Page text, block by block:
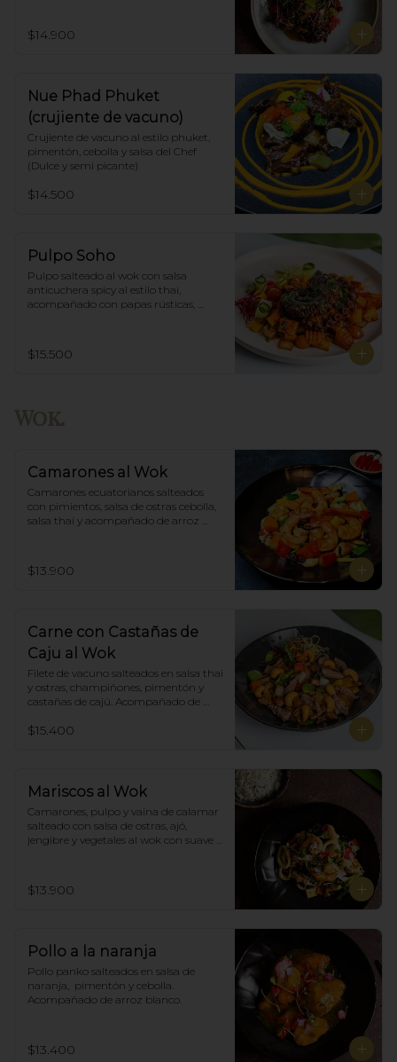
$14.900
Nue Phad Phuket
(crujiente de vacuno)
Crujiente de vacuno al estilo phuket,
pimentón, cebolla y salsa del Chef
(Dulce y semi picante)
$14.500
Pulpo Soho
Pulpo salteado al wok con salsa
anticuchera spicy al estilo thai,
acompañado con papas rústicas,
$15.500
Camarones al Wok
Camarones ecuatorianos salteados
con pimientos, salsa de ostras cebolla,
salsa thai y acompañado de arroz
$13.900
Carne con Castañas de
Caju al Wok
Filete de vacuno salteados en salsa thai
y ostras, champiñones, pimentón y
castañas de cajú. Acompañado de
$15.400
Mariscos al Wok
Camarones, pulpo y vaina de calamar
salteado con salsa de ostras, ajó,
jengibre y vegetales al wok con suave
$13.900
Pollo a la naranja
Pollo panko salteados en salsa de
naranja,  pimentón y cebolla.
Acompañado de arroz blanco.
$13.400